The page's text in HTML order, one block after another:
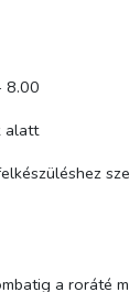
8.00
alatt
a roráté